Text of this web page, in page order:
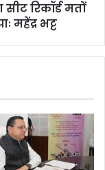
रिकॉर्ड मतों
महेंद्र भट्ट